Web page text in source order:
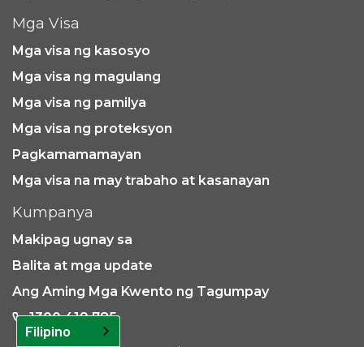
Kumpanya
Makipag ugnay sa
Balita at mga update
Ang Aming Mga Kwento ng Tagumpay
1300 419 785
Mga Visa
Mga visa ng kasosyo
Mga visa ng magulang
Mga visa ng pamilya
Mga visa ng proteksyon
Pagkamamamayan
Mga visa na may trabaho at kasanayan
Filipino